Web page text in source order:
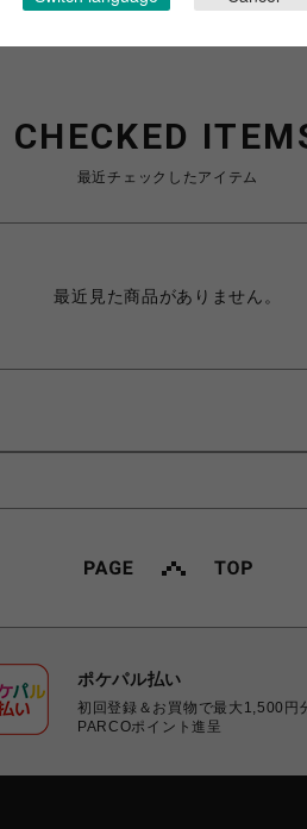
CHECKED
最近チェックしたアイテム
最近見た商品がありません。
ポケパル払い
初回登録＆お買物で最大1,500円
PARCOポイント進呈